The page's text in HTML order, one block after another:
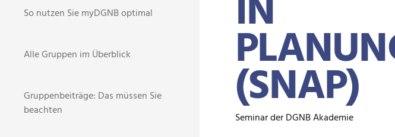
(SNAP)
Seminar der DGNB Akademie
So nutzen Sie myDGNB optimal
Alle Gruppen im Überblick
Gruppenbeiträge: Das müssen Sie
beachten